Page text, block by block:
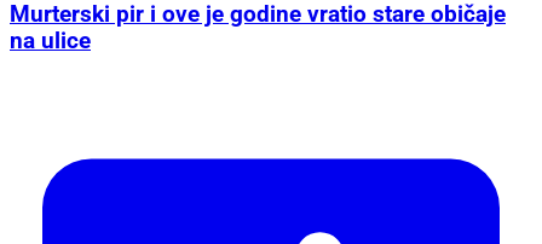
Murterski pir i ove je godine vratio stare običaje
na ulice